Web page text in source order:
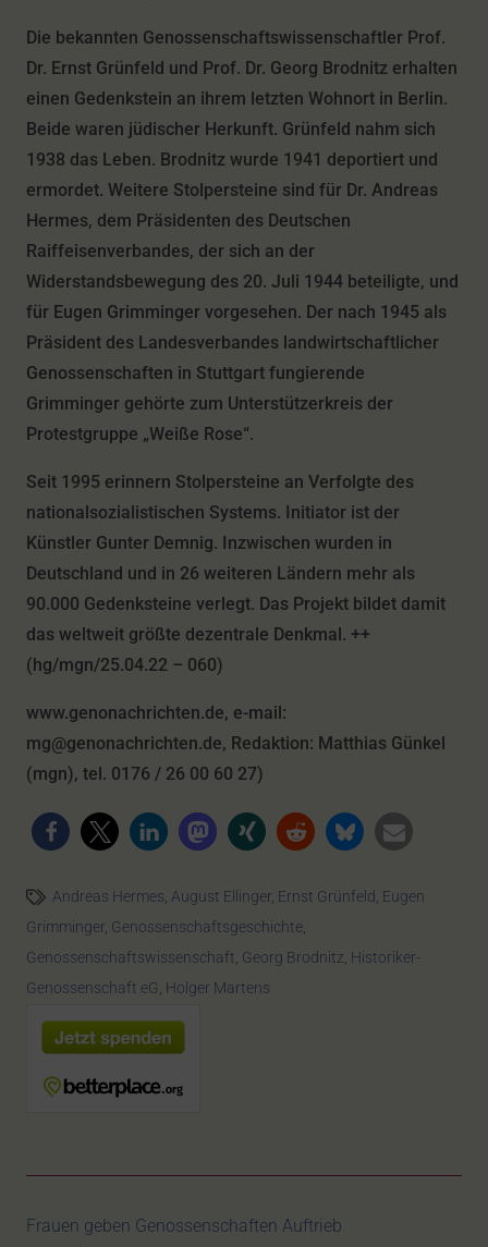
Die bekannten Genossenschaftswissenschaftler Prof.
Dr. Ernst Grünfeld und Prof. Dr. Georg Brodnitz erhalten
einen Gedenkstein an ihrem letzten Wohnort in Berlin.
Beide waren jüdischer Herkunft. Grünfeld nahm sich
1938 das Leben. Brodnitz wurde 1941 deportiert und
ermordet. Weitere Stolpersteine sind für Dr. Andreas
Hermes, dem Präsidenten des Deutschen
Raiffeisenverbandes, der sich an der
Widerstandsbewegung des 20. Juli 1944 beteiligte, und
für Eugen Grimminger vorgesehen. Der nach 1945 als
Präsident des Landesverbandes landwirtschaftlicher
Genossenschaften in Stuttgart fungierende
Grimminger gehörte zum Unterstützerkreis der
Protestgruppe „Weiße Rose“.
Seit 1995 erinnern Stolpersteine an Verfolgte des
nationalsozialistischen Systems. Initiator ist der
Künstler Gunter Demnig. Inzwischen wurden in
Deutschland und in 26 weiteren Ländern mehr als
90.000 Gedenksteine verlegt. Das Projekt bildet damit
das weltweit größte dezentrale Denkmal. ++
(hg/mgn/25.04.22 – 060)
www.genonachrichten.de, e-mail:
mg@genonachrichten.de, Redaktion: Matthias Günkel
(mgn), tel. 0176 / 26 00 60 27)
Andreas Hermes, August Ellinger, Ernst Grünfeld, Eugen
Grimminger, Genossenschaftsgeschichte,
Genossenschaftswissenschaft, Georg Brodnitz, Historiker-
Genossenschaft eG, Holger Martens
Frauen geben Genossenschaften Auftrieb